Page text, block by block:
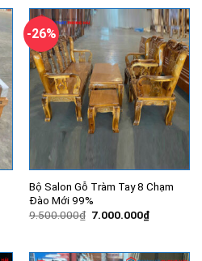
-26%
Bộ Salon Gỗ Tràm Tay 8 Chạm
Đào Mới 99%
9.500.000₫ Giá
7.000.000₫Giá
hiện